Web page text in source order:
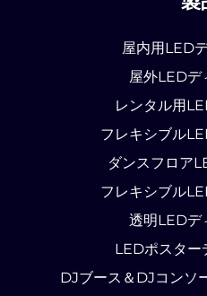
屋内用LED
屋外LEDデ
レンタル用
フレキシブル
ダンスフロア
フレキシブル
透明LEDデ
LEDポスター
DJブース＆DJコンソ